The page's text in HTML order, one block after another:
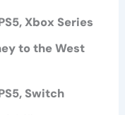
Xbox Series
to the West
Switch